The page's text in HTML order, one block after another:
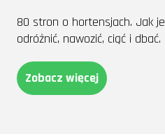
80 stron o hortensjach. Jak je
odróżnić, nawozić, ciąć i dbać.
Zobacz więcej